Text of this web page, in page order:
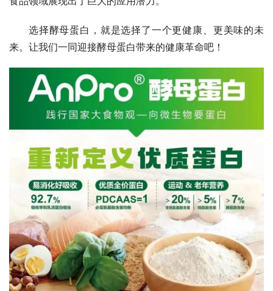
选择酵母蛋白，就是选择了一个更健康、更美味的未
来。让我们一同迎接酵母蛋白带来的健康革命吧！